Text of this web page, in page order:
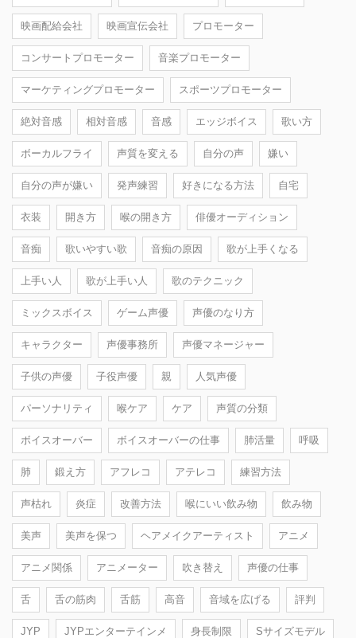
映画配給会社 映画宣伝会社 プロモーター
コンサートプロモーター 音楽プロモーター
マーケティングプロモーター スポーツプロモーター
絶対音感 相対音感 音感 エッジボイス 歌い方
ボーカルフライ 声質を変える 自分の声 嫌い
自分の声が嫌い 発声練習 好きになる方法 自宅
衣装 開き方 喉の開き方 俳優オーディション
音痴 歌いやすい歌 音痴の原因 歌が上手くなる
上手い人 歌が上手い人 歌のテクニック
ミックスボイス ゲーム声優 声優のなり方
キャラクター 声優事務所 声優マネージャー
子供の声優 子役声優 親 人気声優
パーソナリティ 喉ケア ケア 声質の分類
ボイスオーバー ボイスオーバーの仕事 肺活量 呼吸
肺 鍛え方 アフレコ アテレコ 練習方法
声枯れ 炎症 改善方法 喉にいい飲み物 飲み物
美声 美声を保つ ヘアメイクアーティスト アニメ
アニメ関係 アニメーター 吹き替え 声優の仕事
舌 舌の筋肉 舌筋 高音 音域を広げる 評判
JYP JYPエンターテインメ 身長制限 Sサイズモデル